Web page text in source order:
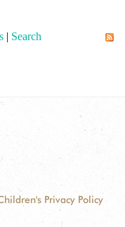
| Search
Privacy Policy